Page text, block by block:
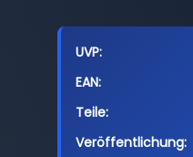
UVP:
EAN:
Teile:
Veröffentlichung: